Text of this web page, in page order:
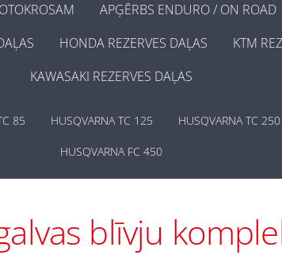
APĢĒRBS ENDURO / ON ROAD
HONDA REZERVES DAĻAS KTM
KAWASAKI REZERVES DAĻAS
85 HUSQVARNA TC 125 HUSQVARNA TC 250
HUSQVARNA FC 450
blīvju